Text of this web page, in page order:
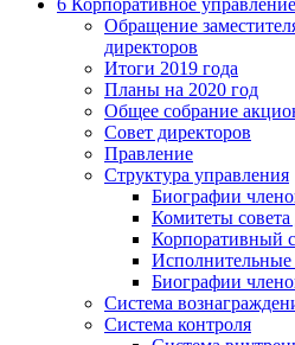
6 Корпоративное управление
Обращение
директоров
Итоги 2019 года
Планы на 2020 год
Общее собрание
Совет директоров
Правление
Структура управления
Биографии
Комитеты совета
Корпоративный
Биографии
Система
Система контроля